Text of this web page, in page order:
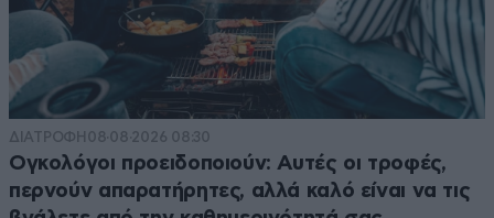
ΔΙΑΤΡΟΦΗ 08·08·2026 08:30
Ογκολόγοι προειδοποιούν: Αυτές οι τροφές,
περνούν απαρατήρητες, αλλά καλό είναι να τις